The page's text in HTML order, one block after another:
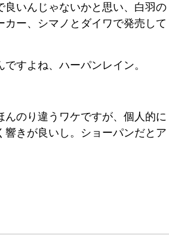
いんじゃないかと思い、白羽の
ー、シマノとダイワで発売して
すよね、ハーパンレイン。
のり違うワケですが、 個人的に
きが良いし。 ショーパンだとア